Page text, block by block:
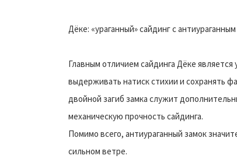
Дёке: «ураганный» сайдинг с
Главным отличием сайдинга Дёке
выдерживать натиск стихии и сохранять
двойной загиб замка служит
механическую прочность сайдинга.
Помимо всего, антиураганный замок
сильном ветре.